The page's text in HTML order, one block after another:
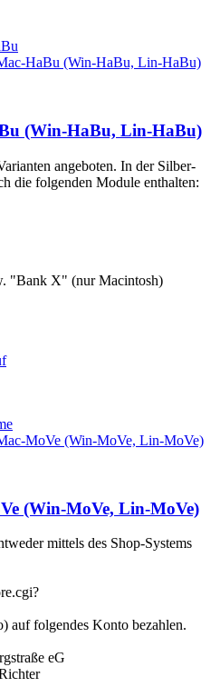
HaBu (Win-HaBu, Lin-HaBu)
(Win-HaBu, Lin-HaBu)
angeboten. In der Silber-
die folgenden Module enthalten:
"Bank X" (nur Macintosh)
MoVe (Win-MoVe, Lin-MoVe)
(Win-MoVe, Lin-MoVe)
mittels des Shop-Systems
auf folgendes Konto bezahlen.
eG